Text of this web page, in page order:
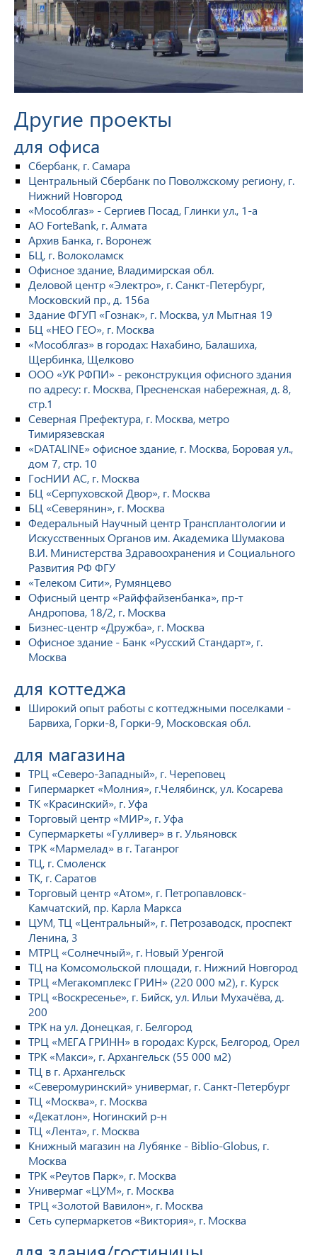
Другие проекты
для офиса
Сбербанк, г. Самара
Центральный Сбербанк по Поволжскому региону, г.
Нижний Новгород
«Мособлгаз» - Сергиев Посад, Глинки ул., 1-а
АО ForteBank, г. Алмата
Архив Банка, г. Воронеж
БЦ, г. Волоколамск
Офисное здание, Владимирская обл.
Деловой центр «Электро», г. Санкт-Петербург,
Московский пр., д. 156а
Здание ФГУП «Гознак», г. Москва, ул Мытная 19
БЦ «НЕО ГЕО», г. Москва
«Мособлгаз» в городах: Нахабино, Балашиха,
Щербинка, Щелково
ООО «УК РФПИ» - реконструкция офисного здания
по адресу: г. Москва, Пресненская набережная, д. 8,
стр.1
Северная Префектура, г. Москва, метро
Тимирязевская
«DATALINE» офисное здание, г. Москва, Боровая ул.,
дом 7, стр. 10
ГосНИИ АС, г. Москва
БЦ «Серпуховской Двор», г. Москва
БЦ «Северянин», г. Москва
Федеральный Научный центр Трансплантологии и
Искусственных Органов им. Академика Шумакова
В.И. Министерства Здравоохранения и Социального
Развития РФ ФГУ
«Телеком Сити», Румянцево
Офисный центр «Райффайзенбанка», пр-т
Андропова, 18/2, г. Москва
Бизнес-центр «Дружба», г. Москва
Офисное здание - Банк «Русский Стандарт», г.
Москва
для коттеджа
Широкий опыт работы с коттеджными поселками -
Барвиха, Горки-8, Горки-9, Московская обл.
для магазина
ТРЦ «Северо-Западный», г. Череповец
Гипермаркет «Молния», г.Челябинск, ул. Косарева
ТК «Красинский», г. Уфа
Торговый центр «МИР», г. Уфа
Супермаркеты «Гулливер» в г. Ульяновск
ТРК «Мармелад» в г. Таганрог
ТЦ, г. Смоленск
ТК, г. Саратов
Торговый центр «Атом», г. Петропавловск-
Камчатский, пр. Карла Маркса
ЦУМ, ТЦ «Центральный», г. Петрозаводск, проспект
Ленина, 3
МТРЦ «Солнечный», г. Новый Уренгой
ТЦ на Комсомольской площади, г. Нижний Новгород
ТРЦ «Мегакомплекс ГРИН» (220 000 м2), г. Курск
ТРЦ «Воскресенье», г. Бийск, ул. Ильи Мухачёва, д.
200
ТРК на ул. Донецкая, г. Белгород
ТРЦ «МЕГА ГРИНН» в городах: Курск, Белгород, Орел
ТРК «Макси», г. Архангельск (55 000 м2)
ТЦ в г. Архангельск
«Северомуринский» универмаг, г. Санкт-Петербург
ТЦ «Москва», г. Москва
«Декатлон», Ногинский р-н
ТЦ «Лента», г. Москва
Книжный магазин на Лубянке - Biblio-Globus, г.
Москва
ТРК «Реутов Парк», г. Москва
Универмаг «ЦУМ», г. Москва
ТРЦ «Золотой Вавилон», г. Москва
Сеть супермаркетов «Виктория», г. Москва